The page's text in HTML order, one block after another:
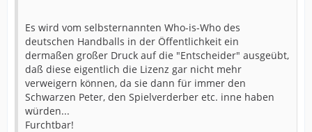
Es wird vom selbsternannten Who-is-Who des
deutschen Handballs in der Öffentlichkeit ein
dermaßen großer Druck auf die "Entscheider" ausgeübt,
daß diese eigentlich die Lizenz gar nicht mehr
verweigern können, da sie dann für immer den
Schwarzen Peter, den Spielverderber etc. inne haben
würden...
Furchtbar!